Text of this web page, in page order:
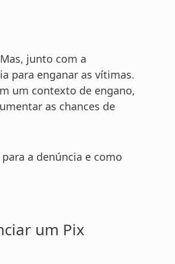
junto com a
para enganar as vítimas.
um contexto de engano,
as chances de
a denúncia e como
um Pix